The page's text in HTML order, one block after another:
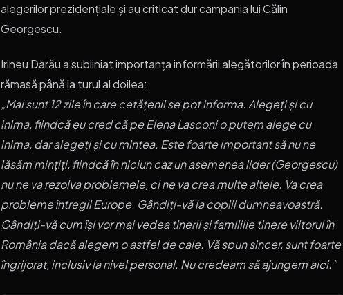
alegerilor prezidențiale și au criticat dur campania lui Călin
Georgescu.
Irineu Darău a subliniat importanța informării alegătorilor în perioada
rămasă până la turul al doilea:
„Mai sunt 12 zile în care cetățenii se pot informa. Alegeți și cu
inima, fiindcă eu cred că pe Elena Lasconi o putem alege cu
inima, dar alegeți și cu mintea. Este foarte important să nu ne
lăsăm mințiți, fiindcă în niciun caz un asemenea lider (Georgescu)
nu ne va rezolva problemele, ci ne va crea multe altele. Va crea
probleme întregii Europe. Gândiți-vă la copiii dumneavoastră.
Gândiți-vă cum își vor mai vedea tinerii și familiile tinere viitorul în
România dacă alegem o astfel de cale. Vă spun sincer, sunt foarte
îngrijorat, inclusiv la nivel personal. Nu credeam să ajungem aici.”